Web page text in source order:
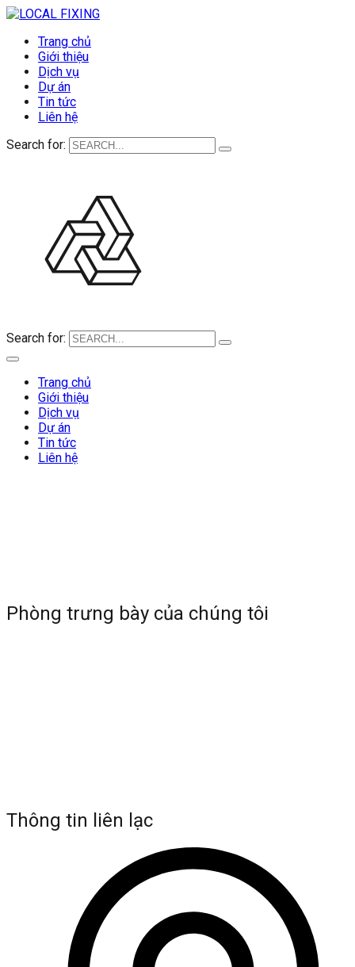
Trang chủ
Giới thiệu
Dịch vụ
Dự án
Tin tức
Liên hệ
Search for:
Search for:
Trang chủ
Giới thiệu
Dịch vụ
Dự án
Tin tức
Liên hệ
Phòng trưng bày của chúng tôi
Thông tin liên lạc